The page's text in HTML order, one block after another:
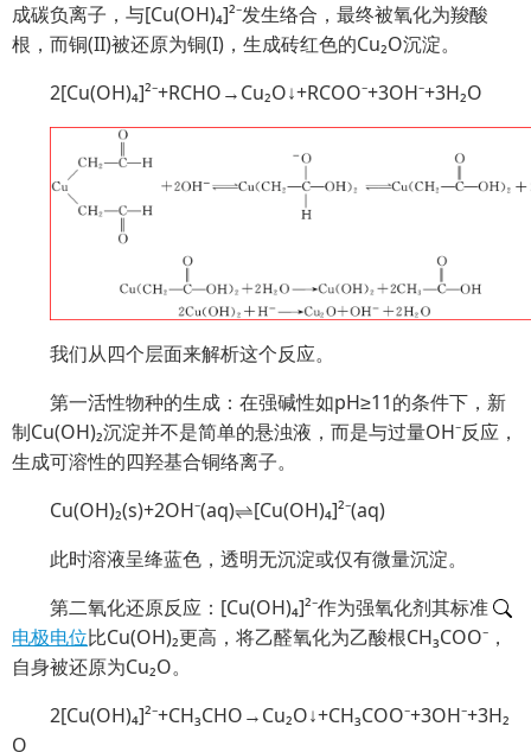
成碳负离子，与[Cu(OH)₄]²⁻发生络合，最终被氧化为羧酸
根，而铜(II)被还原为铜(I)，生成砖红色的Cu₂O沉淀。
2[Cu(OH)₄]²⁻+RCHO→Cu₂O↓+RCOO⁻+3OH⁻+3H₂O
我们从四个层面来解析这个反应。
第一活性物种的生成：在强碱性如pH≥11的条件下，新
制Cu(OH)₂沉淀并不是简单的悬浊液，而是与过量OH⁻反应，
生成可溶性的四羟基合铜络离子。
Cu(OH)₂(s)+2OH⁻(aq)⇌[Cu(OH)₄]²⁻(aq)
此时溶液呈绛蓝色，透明无沉淀或仅有微量沉淀。
第二氧化还原反应：[Cu(OH)₄]²⁻作为强氧化剂其标准
电极电位比Cu(OH)₂更高，将乙醛氧化为乙酸根CH₃COO⁻，
自身被还原为Cu₂O。
2[Cu(OH)₄]²⁻+CH₃CHO→Cu₂O↓+CH₃COO⁻+3OH⁻+3H₂
O